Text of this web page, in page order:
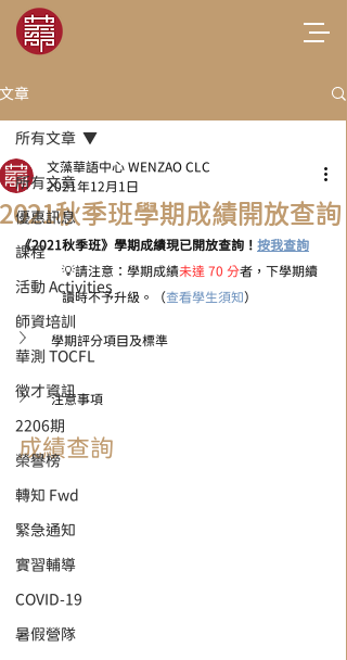
文章
所有文章
優惠訊息
課程
活動 Activities
師資培訓
華測 TOCFL
徵才資訊
2206期
榮譽榜
轉知 Fwd
緊急通知
實習輔導
COVID-19
暑假營隊
所有文章
2021秋季班學期成績開放查詢
文藻華語中心 WENZAO CLC
2021年12月1日
《2021秋季班》學期成績現已開放查詢！ 按我查詢
💡請注意：學期成績未達 70 分者，下學期續
讀時不予升級。（查看學生須知）
學期評分項目及標準
注意事項
成績查詢